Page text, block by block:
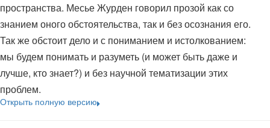
пространства. Месье Журден говорил прозой как со
знанием оного обстоятельства, так и без осознания его.
Так же обстоит дело и с пониманием и истолкованием:
мы будем понимать и разуметь (и может быть даже и
лучше, кто знает?) и без научной тематизации этих
проблем.
Открыть полную версию